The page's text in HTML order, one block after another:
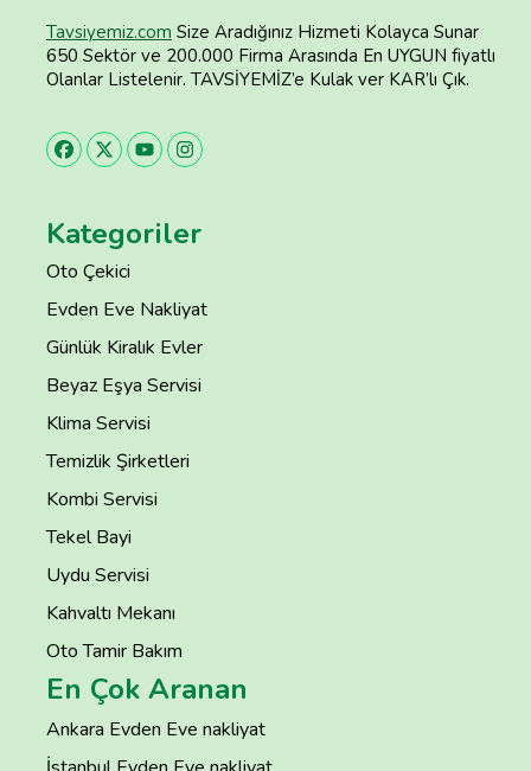
Tavsiyemiz.com Size Aradığınız Hizmeti Kolayca Sunar
650 Sektör ve 200.000 Firma Arasında En UYGUN fiyatlı
Olanlar Listelenir. TAVSİYEMİZ’e Kulak ver KAR’lı Çık.
Kategoriler
Oto Çekici
Evden Eve Nakliyat
Günlük Kiralık Evler
Beyaz Eşya Servisi
Klima Servisi
Temizlik Şirketleri
Kombi Servisi
Tekel Bayi
Uydu Servisi
Kahvaltı Mekanı
Oto Tamir Bakım
En Çok Aranan
Ankara Evden Eve nakliyat